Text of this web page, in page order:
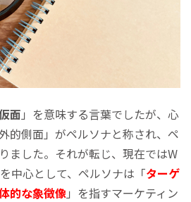
面 」を意味する言葉でしたが、心
的側面」がペルソナと称され、ペ
ました。それが転じ、現在ではW
中心として、ペルソナは「ターゲ
的な象徴像」を指すマーケティン